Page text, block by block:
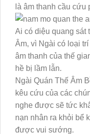
là âm thanh cầu
Ai có diệu quang sát
Âm, vì Ngài có loại
âm thanh của thế
hề bị lầm lẫn.
Ngài Quán Thế Âm
kêu cứu của các
nghe được sẽ tức
nạn nhân ra khỏi bể
được vui sướng.